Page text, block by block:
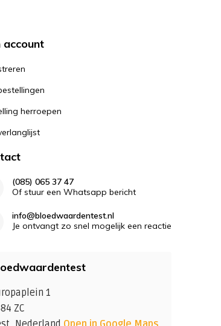
account
herroepen
(085) 065 37 47
Of stuur een Whatsapp bericht
info@bloedwaardentest.nl
Je ontvangt zo snel mogelijk een reactie
1
ZC